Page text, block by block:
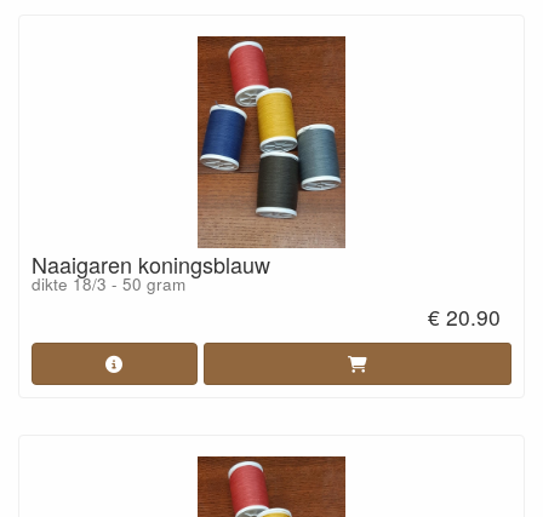
Naaigaren koningsblauw
dikte 18/3 - 50 gram
€ 20.90